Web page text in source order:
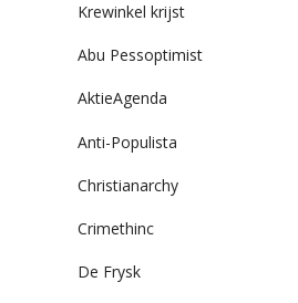
Krewinkel krijst
Abu Pessoptimist
AktieAgenda
Anti-Populista
Christianarchy
Crimethinc
De Frysk